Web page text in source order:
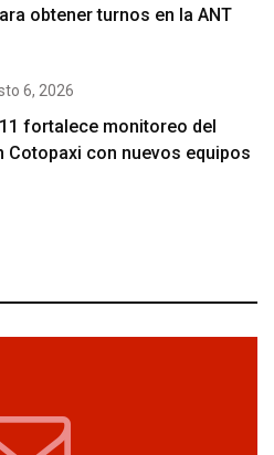
obtener turnos en la ANT
6, 2026
fortalece monitoreo del
Cotopaxi con nuevos equipos